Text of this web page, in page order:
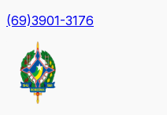
(69)3901-3176